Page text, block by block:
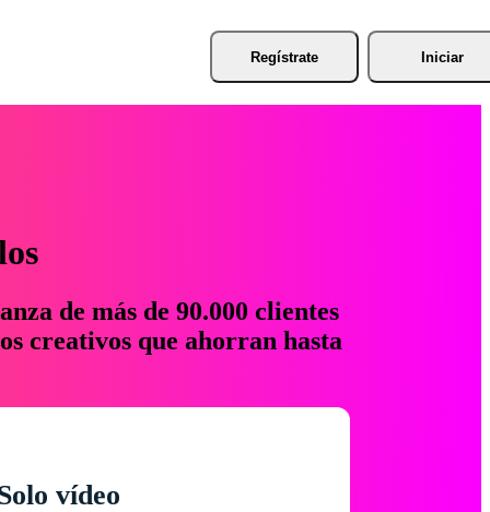
Regístrate Iniciar
de más de 90.000 clientes
creativos que ahorran hasta
vídeo